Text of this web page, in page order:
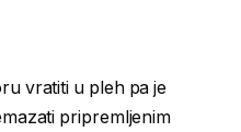
vratiti u pleh pa je
pripremljenim